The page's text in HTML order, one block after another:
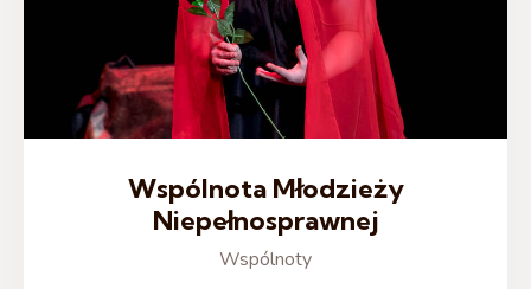
Wspólnota Młodzieży
Niepełnosprawnej
Wspólnoty